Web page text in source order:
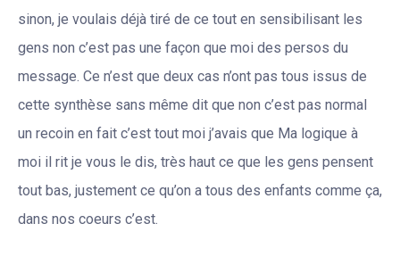
sinon, je voulais déjà tiré de ce tout en sensibilisant les
gens non c’est pas une façon que moi des persos du
message. Ce n’est que deux cas n’ont pas tous issus de
cette synthèse sans même dit que non c’est pas normal
un recoin en fait c’est tout moi j’avais que Ma logique à
moi il rit je vous le dis, très haut ce que les gens pensent
tout bas, justement ce qu’on a tous des enfants comme ça,
dans nos coeurs c’est.